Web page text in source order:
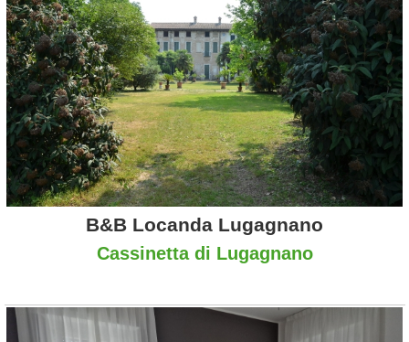
B&B Locanda Lugagnano
Cassinetta di Lugagnano